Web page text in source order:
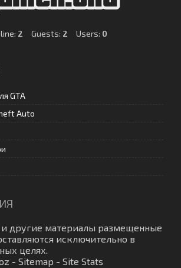
2 Guests: 2 Users: 0
GTA
Auto
и другие материалы размещенные
исключительно в
целях.
- Sitemap - Site Stats